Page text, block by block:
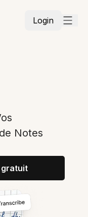
Login
Notes
gratuit